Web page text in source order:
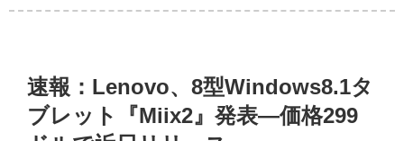
速報：Lenovo、8型Windows8.1タ
ブレット『Miix2』発表―価格299